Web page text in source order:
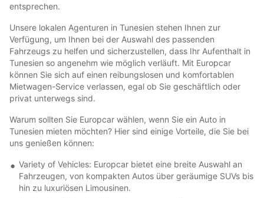
entsprechen.
Unsere lokalen Agenturen in Tunesien stehen Ihnen zur
Verfügung, um Ihnen bei der Auswahl des passenden
Fahrzeugs zu helfen und sicherzustellen, dass Ihr Aufenthalt in
Tunesien so angenehm wie möglich verläuft. Mit Europcar
können Sie sich auf einen reibungslosen und komfortablen
Mietwagen-Service verlassen, egal ob Sie geschäftlich oder
privat unterwegs sind.
Warum sollten Sie Europcar wählen, wenn Sie ein Auto in
Tunesien mieten möchten? Hier sind einige Vorteile, die Sie bei
uns genießen können:
Variety of Vehicles: Europcar bietet eine breite Auswahl an
Fahrzeugen, von kompakten Autos über geräumige SUVs bis
hin zu luxuriösen Limousinen.